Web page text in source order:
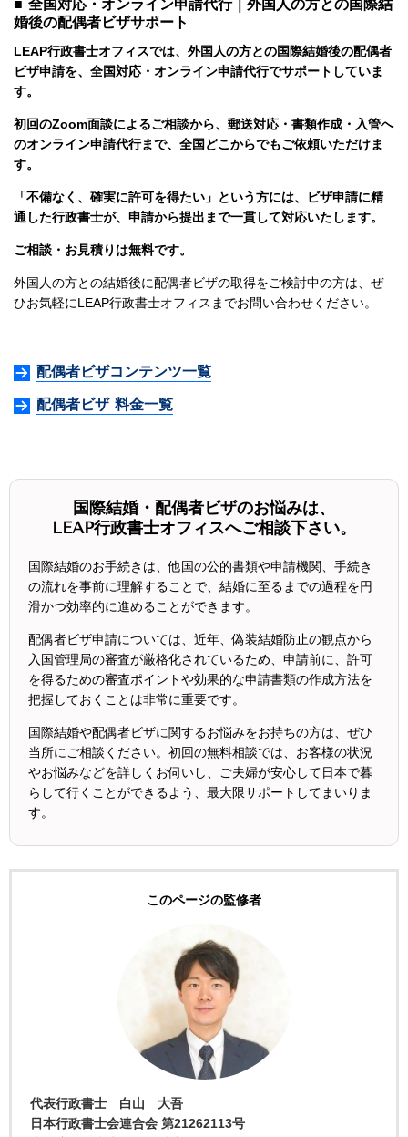
■ 全国対応・オンライン申請代行｜外国人の方との国際結
婚後の配偶者ビザサポート
LEAP行政書士オフィスでは、外国人の方との国際結婚後の配偶者
ビザ申請を、全国対応・オンライン申請代行でサポートしていま
す。
初回のZoom面談によるご相談から、郵送対応・書類作成・入管へ
のオンライン申請代行まで、全国どこからでもご依頼いただけま
す。
「不備なく、確実に許可を得たい」という方には、ビザ申請に精
通した行政書士が、申請から提出まで一貫して対応いたします。
ご相談・お見積りは無料です。
外国人の方との結婚後に配偶者ビザの取得をご検討中の方は、ぜ
ひお気軽にLEAP行政書士オフィスまでお問い合わせください。
配偶者ビザコンテンツ一覧
配偶者ビザ 料金一覧
国際結婚・配偶者ビザのお悩みは、
LEAP行政書士オフィスへご相談下さい。
国際結婚のお手続きは、他国の公的書類や申請機関、手続き
の流れを事前に理解することで、結婚に至るまでの過程を円
滑かつ効率的に進めることができます。
配偶者ビザ申請については、近年、偽装結婚防止の観点から
入国管理局の審査が厳格化されているため、申請前に、許可
を得るための審査ポイントや効果的な申請書類の作成方法を
把握しておくことは非常に重要です。
国際結婚や配偶者ビザに関するお悩みをお持ちの方は、ぜひ
当所にご相談ください。初回の無料相談では、お客様の状況
やお悩みなどを詳しくお伺いし、ご夫婦が安心して日本で暮
らして行くことができるよう、最大限サポートしてまいりま
す。
このページの監修者
代表行政書士 白山 大吾
日本行政書士会連合会 第21262113号